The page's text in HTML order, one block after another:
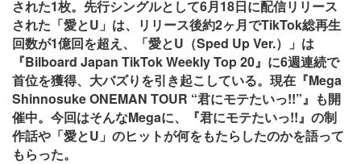
された1枚。先行シングルとして6月18日に配信リリース
された「愛とU」は、リリース後約2ヶ月でTikTok総再生
回数が1億回を超え、「愛とU（Sped Up Ver.）」は
『Bilboard Japan TikTok Weekly Top 20』に6週連続で
首位を獲得、大バズりを引き起こしている。現在 『Mega
Shinnosuke ONEMAN TOUR “君にモテたいっ!!”』 も開
催中。今回はそんなMegaに、『君にモテたいっ!!』の制
作話や「愛とU」のヒットが何をもたらしたのかを語って
もらった。